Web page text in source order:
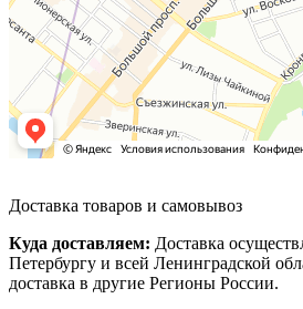
Доставка товаров и самовывоз
Куда доставляем: Доставка
Петербургу и всей Ленинградской
доставка в другие Регионы России.